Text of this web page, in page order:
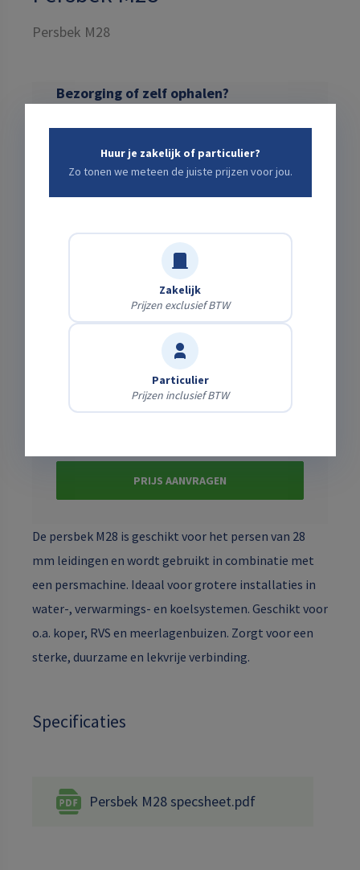
Persbek M28
Bezorging of zelf ophalen?
Gratis
Zelf afhalen
Wij brengen & halen het — kies je adres en zie
Transportkosten nog te kiezen ↑
Subtotaalprijs
€0,00
Schadeafkoopregeling Basis 7%
Totaalexcl. BTW €0,00
PRIJS AANVRAGEN
De persbek M28 is geschikt voor het persen van 28
mm leidingen en wordt gebruikt in combinatie met
een persmachine. Ideaal voor grotere installaties in
water-, verwarmings- en koelsystemen. Geschikt voor
o.a. koper, RVS en meerlagenbuizen. Zorgt voor een
sterke, duurzame en lekvrije verbinding.
Specificaties
Persbek M28 specsheet.pdf
Huur je zakelijk of particulier?
Zo tonen we meteen de juiste prijzen voor jou.
Zakelijk
Prijzen exclusief BTW
Particulier
Prijzen inclusief BTW